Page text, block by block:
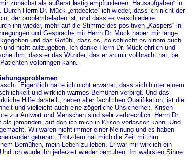
zunächst als äußerst lästig empfundenen „Hausaufgaben“ in
Herrn Dr. Mück „entdeckte“ ich wieder, dass ich nicht der
der problembeladen ist, und dass es verschiedene
ihn wieder, mehr auf die Stimme des positiven „Kaspers“ in
und Gespräche mit Herrn Dr. Mück haben mir lange
und das Gefühl, dass es, so schlecht es einem auch
nicht aufzugeben. Ich danke Herrn Dr. Mück ehrlich und
ihm, dass er das Wunder, das er an mir vollbracht hat, bei
vollbringen kann.
Eigentlich hätte ich nicht erwartet, dass sich hinter einem
und wirklich warmes Bemühen verbirgt. Und das
Hilfe darstellt, neben aller fachlichen Qualifikation, ist die
und vielleicht auch eine zögerliche Unsicherheit. Krisen
zur Antwort und Menschen sind sehr zerbrechlich. Herrn Dr.
als jemanden, auf den ich mich in Krisen verlassen kann. Und
Wir waren nicht immer einer Meinung und es haben
getrennt. Trotzdem hat mich die Zeit mit ihm
Bemühen, mein Leben zu leben. Er war mir wirklich ein
ich würde ihn jederzeit wieder bemühen. Im wahrsten Sinne